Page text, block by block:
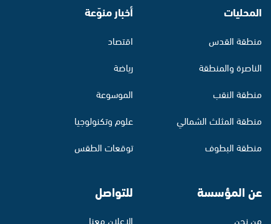
المحليات
منطقة القدس
الناصرة والمنطقة
منطقة النقب
منطقة المثلث الشمالي
منطقة البطوف
أخبار منوّعة
اقتصاد
رياضة
الموسوعة
علوم وتكنولوجيا
توقعات الطقس
عن المؤسسة
من نحن
للتواصل
الإعلان معنا